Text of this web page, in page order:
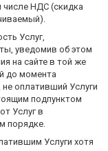
числе НДС (скидка
Услуг,
уведомив об этом
на сайте в той же
до момента
оплативший Услуги
подпунктом
Услуг в
порядке.
Услуги хотя